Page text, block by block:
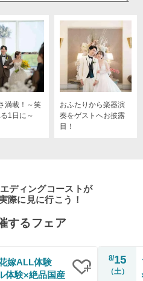
満載！～笑
1日に～
おふたりから楽器演
奏をゲストへお披露
目！
ディングコーストが
際に見に行こう！
するフェア
嫁ALL体験
体験×絶品国産
8/15
（土）